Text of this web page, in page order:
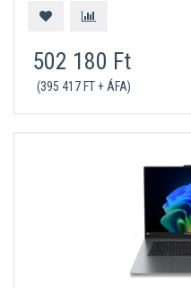
502 180 Ft
(395 417 FT + ÁFA)